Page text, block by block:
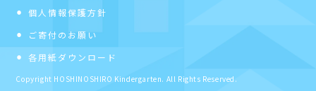
Copyright HOSHINOSHIRO Kindergarten. All Rights Reserved.
個人情報保護方針
ご寄付のお願い
各用紙ダウンロード